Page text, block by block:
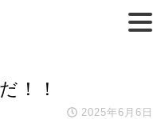
！！
2025年6月6日